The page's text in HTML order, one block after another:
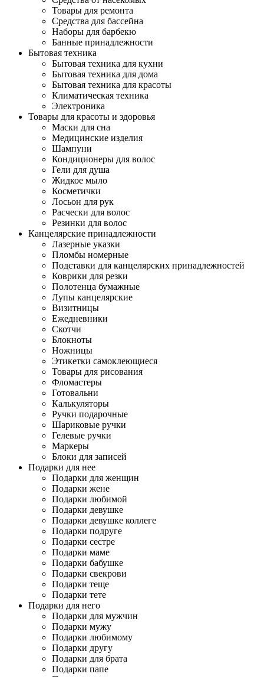
Товары для ремонта
Средства для бассейна
Наборы для барбекю
Банные принадлежности
Бытовая техника
Бытовая техника для кухни
Бытовая техника для дома
Бытовая техника для красоты
Климатическая техника
Электроника
Товары для красоты и здоровья
Маски для сна
Медицинские изделия
Шампуни
Кондиционеры для волос
Гели для душа
Жидкое мыло
Косметички
Лосьон для рук
Расчески для волос
Резинки для волос
Канцелярские принадлежности
Лазерные указки
Пломбы номерные
Подставки для канцелярских принадлежностей
Коврики для резки
Полотенца бумажные
Лупы канцелярские
Визитницы
Ежедневники
Скотчи
Блокноты
Ножницы
Этикетки самоклеющиеся
Товары для рисования
Фломастеры
Готовальни
Калькуляторы
Ручки подарочные
Шариковые ручки
Гелевые ручки
Маркеры
Блоки для записей
Подарки для нее
Подарки для женщин
Подарки жене
Подарки любимой
Подарки девушке
Подарки девушке коллеге
Подарки подруге
Подарки сестре
Подарки маме
Подарки бабушке
Подарки свекрови
Подарки теще
Подарки тете
Подарки для него
Подарки для мужчин
Подарки мужу
Подарки любимому
Подарки другу
Подарки для брата
Подарки папе